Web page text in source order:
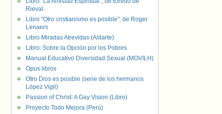
Rieval.
Libro "Otro cristianismo es posible", de Roger
Lenaers
Libro Miradas Atrevidas (Aldarte)
Libro: Sobre la Opción por los Pobres.
Manual Educativo Diversidad Sexual (MOVILH)
Opus libros
Otro Dios es posible (serie de los hermanos
López Vigil)
Passion of Christ: A Gay Vision (Libro)
Proyecto Todo Mejora (Perú)